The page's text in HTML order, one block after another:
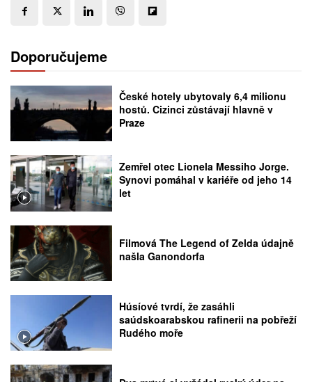
Doporučujeme
České hotely ubytovaly 6,4 milionu
hostů. Cizinci zůstávají hlavně v
Praze
Zemřel otec Lionela Messiho Jorge.
Synovi pomáhal v kariéře od jeho 14
let
Filmová The Legend of Zelda údajně
našla Ganondorfa
Húsíové tvrdí, že zasáhli
saúdskoarabskou rafinerii na pobřeží
Rudého moře